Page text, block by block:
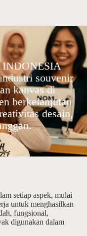
souvenir
kanvas di
berkelanjutan
desain,
setiap aspek, mulai
untuk menghasilkan
fungsional,
digunakan dalam